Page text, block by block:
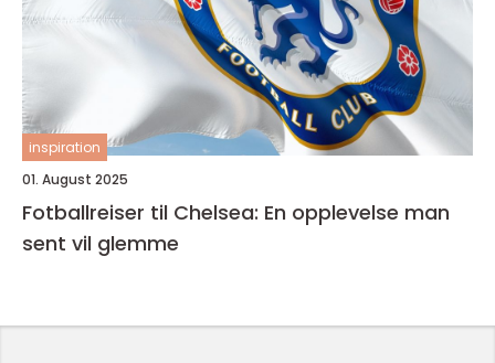
inspiration
01. August 2025
Fotballreiser til Chelsea: En opplevelse man
sent vil glemme